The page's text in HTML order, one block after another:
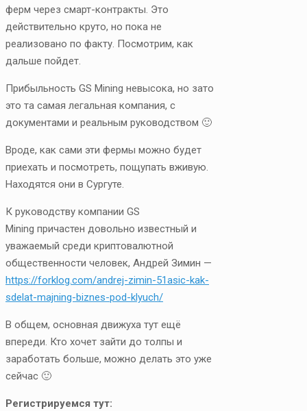
ферм через смарт-контракты. Это
действительно круто, но пока не
реализовано по факту. Посмотрим, как
дальше пойдет.
Прибыльность GS Mining невысока, но зато
это та самая легальная компания, с
документами и реальным руководством 🙂
Вроде, как сами эти фермы можно будет
приехать и посмотреть, пощупать вживую.
Находятся они в Сургуте.
К руководству компании GS
Mining причастен довольно известный и
уважаемый среди криптовалютной
общественности человек, Андрей Зимин —
https://forklog.com/andrej-zimin-51asic-kak-
sdelat-majning-biznes-pod-klyuch/
В общем, основная движуха тут ещё
впереди. Кто хочет зайти до толпы и
заработать больше, можно делать это уже
сейчас 🙂
Регистрируемся тут: